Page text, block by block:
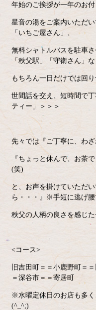
年始のご挨拶が一年のお
星音の湯をご案内いただ
「いちご屋さん」、
無料シャトルバスを駐車
「秩父駅」「守衛さん」な
もちろん一日だけでは回り
世間話を交え、短時間で
ティー」＞＞＞
先々では『ご丁寧に、わざ
『ちょっと休んで、お茶
(笑)
と、お声を掛けていただ
ら・・・』※手短に逃げ腰
秩父の人柄の良さを感じ
<コース>
旧吉田町＝＝小鹿野町＝
＝深谷市＝＝寄居町
※水曜定休日のお店も多
(^_^;)